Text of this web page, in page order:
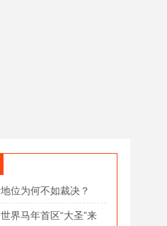
位为何不如裁决？
界马年首区“大圣”来